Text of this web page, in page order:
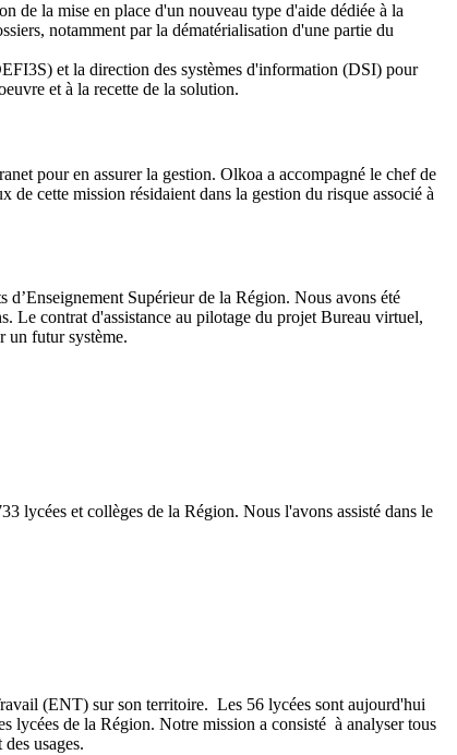
de la mise en place d'un nouveau type d'aide dédiée à la
notamment par la dématérialisation d'une partie du
et la direction des systèmes d'information (DSI) pour
et à la recette de la solution.
pour en assurer la gestion. Olkoa a accompagné le chef de
de cette mission résidaient dans la gestion du risque associé à
Supérieur de la Région. Nous avons été
Le contrat d'assistance au pilotage du projet Bureau virtuel,
un futur système.
lycées et collèges de la Région. Nous l'avons assisté dans le
(ENT) sur son territoire. Les 56 lycées sont aujourd'hui
lycées de la Région. Notre mission a consisté à analyser tous
usages.